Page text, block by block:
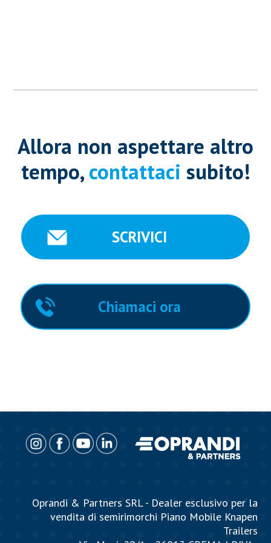
Allora non aspettare altro
tempo,contattaci subito!
SCRIVICI
Chiamaci ora
Oprandi & Partners SRL - Dealer esclusivo per la
vendita di semirimorchi Piano Mobile Knapen
Trailers